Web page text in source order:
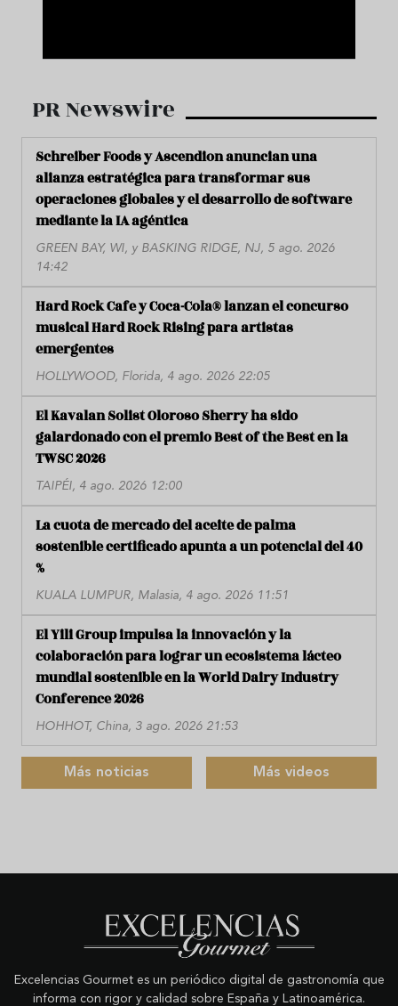
PR Newswire
Schreiber Foods y Ascendion anuncian una
alianza estratégica para transformar sus
operaciones globales y el desarrollo de software
mediante la IA agéntica
GREEN BAY, WI, y BASKING RIDGE, NJ, 5 ago. 2026
14:42
Hard Rock Cafe y Coca-Cola® lanzan el concurso
musical Hard Rock Rising para artistas
emergentes
HOLLYWOOD, Florida, 4 ago. 2026 22:05
El Kavalan Solist Oloroso Sherry ha sido
galardonado con el premio Best of the Best en la
TWSC 2026
TAIPÉI, 4 ago. 2026 12:00
La cuota de mercado del aceite de palma
sostenible certificado apunta a un potencial del 40
%
KUALA LUMPUR, Malasia, 4 ago. 2026 11:51
El Yili Group impulsa la innovación y la
colaboración para lograr un ecosistema lácteo
mundial sostenible en la World Dairy Industry
Conference 2026
HOHHOT, China, 3 ago. 2026 21:53
Más noticias Más videos
Excelencias Gourmet es un periódico digital de gastronomía que
informa con rigor y calidad sobre España y Latinoamérica.